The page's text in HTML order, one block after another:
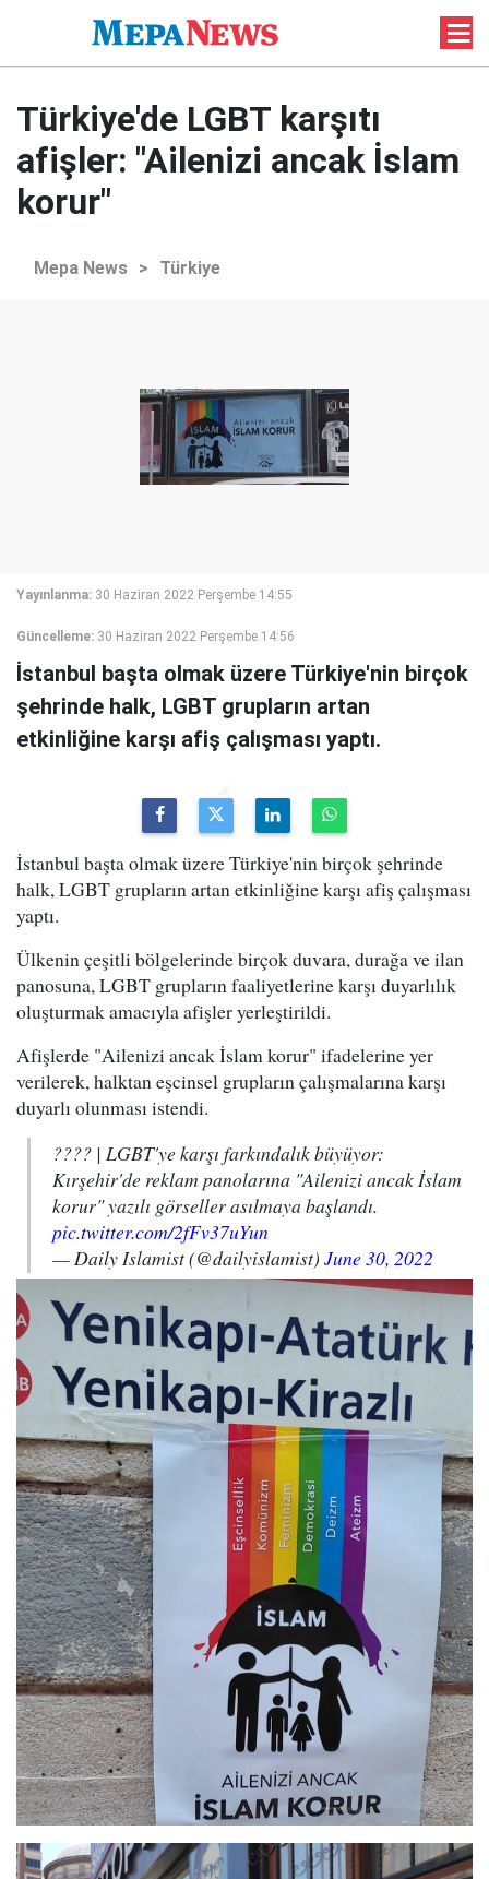
Türkiye'de LGBT karşıtı
afişler: "Ailenizi ancak İslam
korur"
Mepa News > Türkiye
Yayınlanma: 30 Haziran 2022 Perşembe 14:55
Güncelleme: 30 Haziran 2022 Perşembe 14:56
İstanbul başta olmak üzere Türkiye'nin birçok
şehrinde halk, LGBT grupların artan
etkinliğine karşı afiş çalışması yaptı.
İstanbul başta olmak üzere Türkiye'nin birçok şehrinde
halk, LGBT grupların artan etkinliğine karşı afiş çalışması
yaptı.
Ülkenin çeşitli bölgelerinde birçok duvara, durağa ve ilan
panosuna, LGBT grupların faaliyetlerine karşı duyarlılık
oluşturmak amacıyla afişler yerleştirildi.
Afişlerde "Ailenizi ancak İslam korur" ifadelerine yer
verilerek, halktan eşcinsel grupların çalışmalarına karşı
duyarlı olunması istendi.
???? | LGBT'ye karşı farkındalık büyüyor:
Kırşehir'de reklam panolarına "Ailenizi ancak İslam
korur" yazılı görseller asılmaya başlandı.
pic.twitter.com/2fFv37uYun
— Daily Islamist (@dailyislamist) June 30, 2022